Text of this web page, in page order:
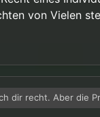
von Vielen
dir recht. Aber die